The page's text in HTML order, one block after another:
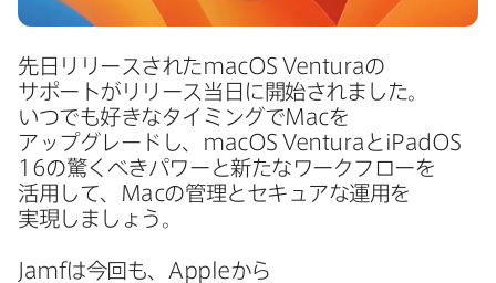
先日リリースされたmacOS Venturaの​
サポートが​リリース当日に​開始されました。​
いつでも​好きな​タイミングでMacを​
アップグレードし、
macOS Ventura と iPadOS
16の​驚くべきパワーと​新たな​ワークフローを​
活用して、
Macの​管理と​セキュアな​運用を​
実現しましょう。
Jamfは​今回も、 Appleから​